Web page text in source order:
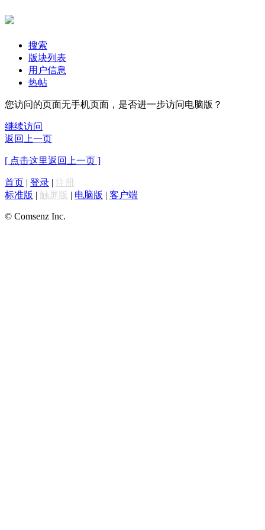
搜索
版块列表
用户信息
热帖
您访问的页面无手机页面，是否进一步访问电脑版？
继续访问
返回上一页
[ 点击这里返回上一页 ]
首页 | 登录 | 注册
标准版 | 触屏版 | 电脑版 | 客户端
© Comsenz Inc.